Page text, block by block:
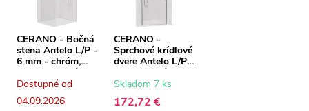
CERANO - Bočná
stena Antelo L/P -
6 mm - chróm,
transparentné
sklo - 100x190
cm
Dostupné od
04.09.2026
CERANO -
Sprchové krídlové
dvere Antelo L/P -
6 mm - chróm,
transparentné
Skladom 7 ks
172,72 €